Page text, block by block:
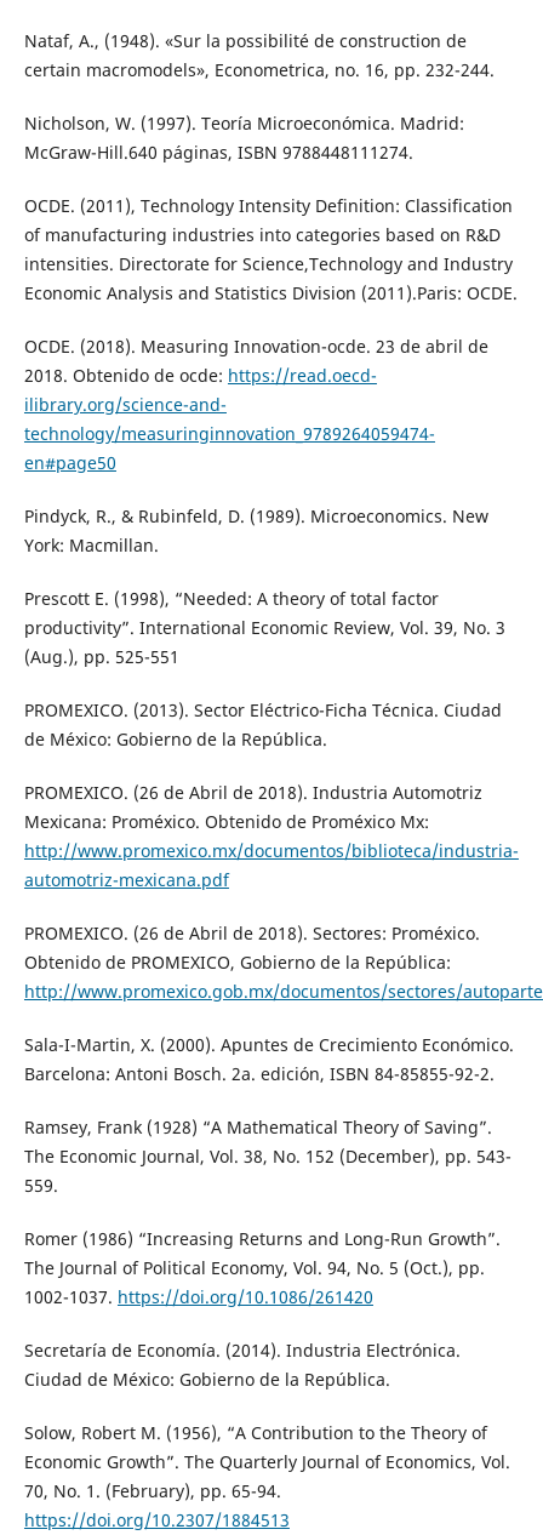
Nataf, A., (1948). «Sur la possibilité de construction de
certain macromodels», Econometrica, no. 16, pp. 232-244.
Nicholson, W. (1997). Teoría Microeconómica. Madrid:
McGraw-Hill.640 páginas, ISBN 9788448111274.
OCDE. (2011), Technology Intensity Definition: Classification
of manufacturing industries into categories based on R&D
intensities. Directorate for Science,Technology and Industry
Economic Analysis and Statistics Division (2011).Paris: OCDE.
OCDE. (2018). Measuring Innovation-ocde. 23 de abril de
2018. Obtenido de ocde: https://read.oecd-
ilibrary.org/science-and-
technology/measuringinnovation_9789264059474-
en#page50
Pindyck, R., & Rubinfeld, D. (1989). Microeconomics. New
York: Macmillan.
Prescott E. (1998), “Needed: A theory of total factor
productivity”. International Economic Review, Vol. 39, No. 3
(Aug.), pp. 525-551
PROMEXICO. (2013). Sector Eléctrico-Ficha Técnica. Ciudad
de México: Gobierno de la República.
PROMEXICO. (26 de Abril de 2018). Industria Automotriz
Mexicana: Proméxico. Obtenido de Proméxico Mx:
http://www.promexico.mx/documentos/biblioteca/industria-
automotriz-mexicana.pdf
PROMEXICO. (26 de Abril de 2018). Sectores: Proméxico.
Obtenido de PROMEXICO, Gobierno de la República:
http://www.promexico.gob.mx/documentos/sectores/
Sala-I-Martin, X. (2000). Apuntes de Crecimiento Económico.
Barcelona: Antoni Bosch. 2a. edición, ISBN 84-85855-92-2.
Ramsey, Frank (1928) “A Mathematical Theory of Saving”.
The Economic Journal, Vol. 38, No. 152 (December), pp. 543-
559.
Romer (1986) “Increasing Returns and Long-Run Growth”.
The Journal of Political Economy, Vol. 94, No. 5 (Oct.), pp.
1002-1037. https://doi.org/10.1086/261420
Secretaría de Economía. (2014). Industria Electrónica.
Ciudad de México: Gobierno de la República.
Solow, Robert M. (1956), “A Contribution to the Theory of
Economic Growth”. The Quarterly Journal of Economics, Vol.
70, No. 1. (February), pp. 65-94.
https://doi.org/10.2307/1884513